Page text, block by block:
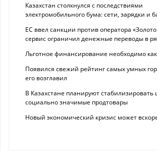
Казахстан столкнулся с последствиями
электромобильного бума: сети, зарядки и
ЕС ввел санкции против оператора
сервис ограничил денежные переводы в
Льготное финансирование необходимо
Появился свежий рейтинг самых умных
его возглавил
В Казахстане планируют стабилизировать
социально значимые продтовары
Новый экономический кризис может